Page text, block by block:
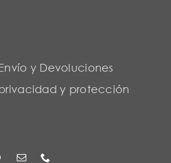
y Devoluciones
y protección